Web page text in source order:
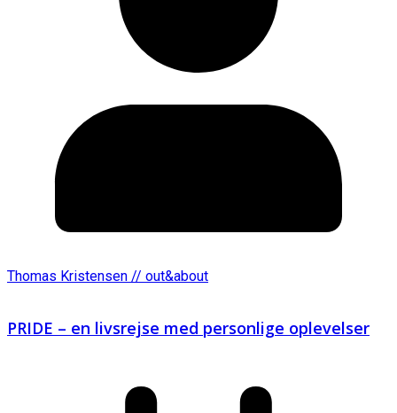
Thomas Kristensen // out&about
PRIDE – en livsrejse med personlige oplevelser